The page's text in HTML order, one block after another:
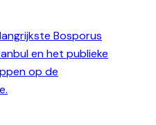
Bosporus
en het publieke
op de